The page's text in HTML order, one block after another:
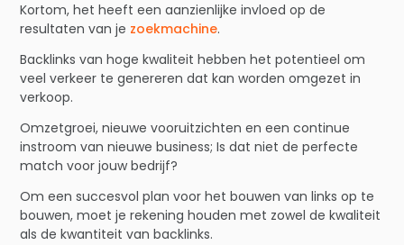
Kortom, het heeft een aanzienlijke invloed op de
resultaten van je zoekmachine.
Backlinks van hoge kwaliteit hebben het potentieel om
veel verkeer te genereren dat kan worden omgezet in
verkoop.
Omzetgroei, nieuwe vooruitzichten en een continue
instroom van nieuwe business; Is dat niet de perfecte
match voor jouw bedrijf?
Om een succesvol plan voor het bouwen van links op te
bouwen, moet je rekening houden met zowel de kwaliteit
als de kwantiteit van backlinks.